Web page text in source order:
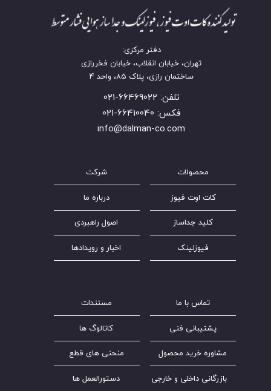
دفتر مرکزی:
تهران، خیابان انقلاب، خیابان فخررازی
ساختمان رازی، پلاک 85، واحد 4
تلفن: 66469022-021
فکس: 66410040-021
​​​​​​​info@dalman-co.com
محصولات
کات اوت فیوز
کلید جداساز
فیوزلینک
شرکت
درباره ما
اصول راهبردی
اخبار و رویدادها
تماس با ما
پشتیبانی فنی
مشاوره خرید محصول
بازرگانی داخلی و خارجی
مستندات
کاتالوگ ها
منحنی های قطع
دستورالعمل ها